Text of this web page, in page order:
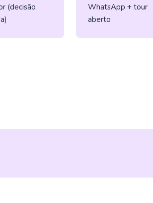
(decisão
WhatsApp + tour
aberto